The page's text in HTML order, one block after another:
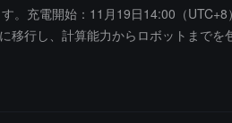
充電開始：11月19日14:00（
行し、計算能力からロボットまで